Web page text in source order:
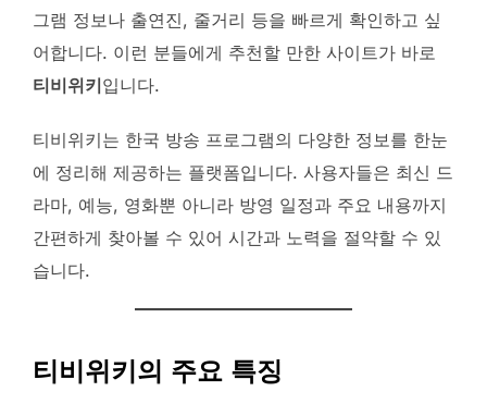
그램 정보나 출연진, 줄거리 등을 빠르게 확인하고 싶
어합니다. 이런 분들에게 추천할 만한 사이트가 바로
티비위키입니다.
티비위키는 한국 방송 프로그램의 다양한 정보를 한눈
에 정리해 제공하는 플랫폼입니다. 사용자들은 최신 드
라마, 예능, 영화뿐 아니라 방영 일정과 주요 내용까지
간편하게 찾아볼 수 있어 시간과 노력을 절약할 수 있
습니다.
티비위키의 주요 특징